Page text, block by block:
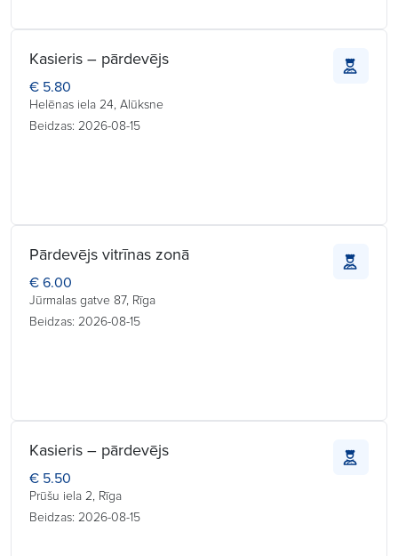
Kasieris – pārdevējs
€ 5.80
Helēnas iela 24, Alūksne
Beidzas: 2026-08-15
Pārdevējs vitrīnas zonā
€ 6.00
Jūrmalas gatve 87, Rīga
Beidzas: 2026-08-15
Kasieris – pārdevējs
€ 5.50
Prūšu iela 2, Rīga
Beidzas: 2026-08-15